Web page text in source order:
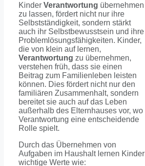
Kinder Verantwortung übernehmen
zu lassen, fördert nicht nur ihre
Selbstständigkeit, sondern stärkt
auch ihr Selbstbewusstsein und ihre
Problemlösungsfähigkeiten. Kinder,
die von klein auf lernen,
Verantwortung zu übernehmen,
verstehen früh, dass sie einen
Beitrag zum Familienleben leisten
können. Dies fördert nicht nur den
familiären Zusammenhalt, sondern
bereitet sie auch auf das Leben
außerhalb des Elternhauses vor, wo
Verantwortung eine entscheidende
Rolle spielt.
Durch das Übernehmen von
Aufgaben im Haushalt lernen Kinder
wichtige Werte wie: